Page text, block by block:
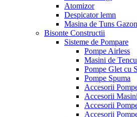
Atomizor
Despicator lemn
Masina de Tuns Gazon
Bisonte Constructii
Sisteme de Pompare
Pompe Airless
Masini de
Pompe Glet cu
Pompe Spuma
Accesorii
Accesorii
Accesorii
Accesorii